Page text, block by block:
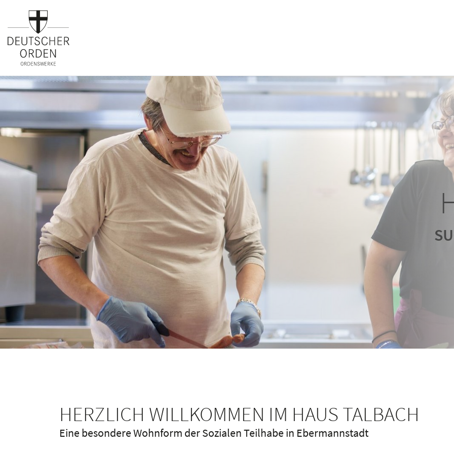
HERZLICH WILLKOMMEN IM HAUS TALBACH
Eine besondere Wohnform der Sozialen Teilhabe in Ebermannstadt